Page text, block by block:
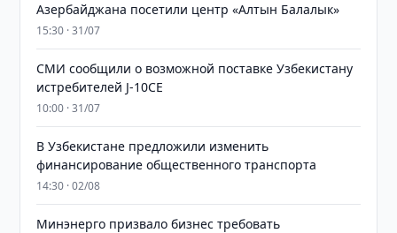
Азербайджана посетили центр «Алтын Балалык»
15:30 · 31/07
СМИ сообщили о возможной поставке Узбекистану
истребителей J-10CE
10:00 · 31/07
В Узбекистане предложили изменить
финансирование общественного транспорта
14:30 · 02/08
Минэнерго призвало бизнес требовать